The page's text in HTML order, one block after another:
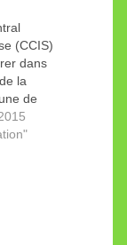
(CCIS)
dans
la
de
un
il